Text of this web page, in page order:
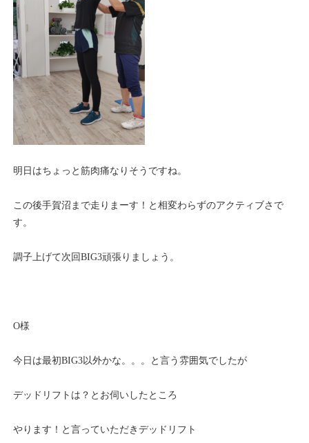
明日はちょっと筋肉痛なりそうですね。
この後手賀沼まで走りまーす！と相変わらずのアクティブさで
す。
調子上げて次回BIG3頑張りましょう。
O様
今日は最初BIG3以外かな。。。と言う雰囲気でしたが
デッドリフトは？とお伺いしたところ
やります！と言っていただきデッドリフト